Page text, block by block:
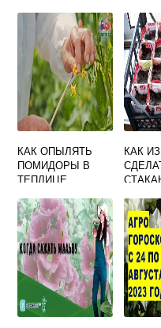
КАК ОПЫЛЯТЬ
ПОМИДОРЫ В
ТЕПЛИЦЕ
КАК